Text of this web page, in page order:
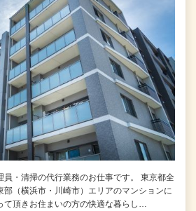
員・清掃の代行業務のお仕事です。 東京都全
部（横浜市・川崎市）エリアのマンションに
て頂きお住まいの方の快適な暮らし…